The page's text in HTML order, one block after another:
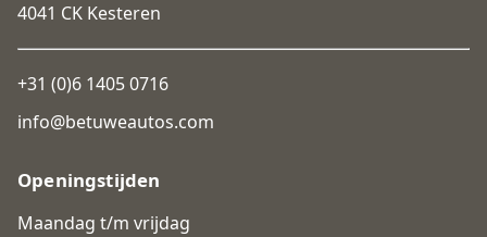
4041 CK Kesteren
+31 (0)6 1405 0716
info@betuweautos.com
Openingstijden
Maandag t/m vrijdag